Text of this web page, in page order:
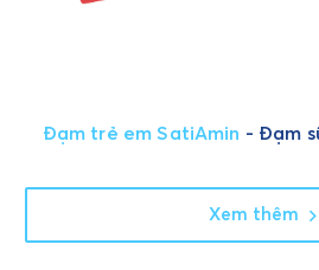
Đạm trẻ em SatiAmin - Đạm
Xem thêm